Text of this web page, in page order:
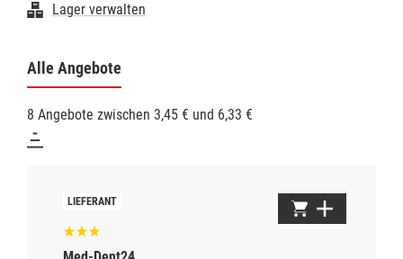
Lager verwalten
Alle Angebote
8 Angebote zwischen 3,45 € und 6,33 €